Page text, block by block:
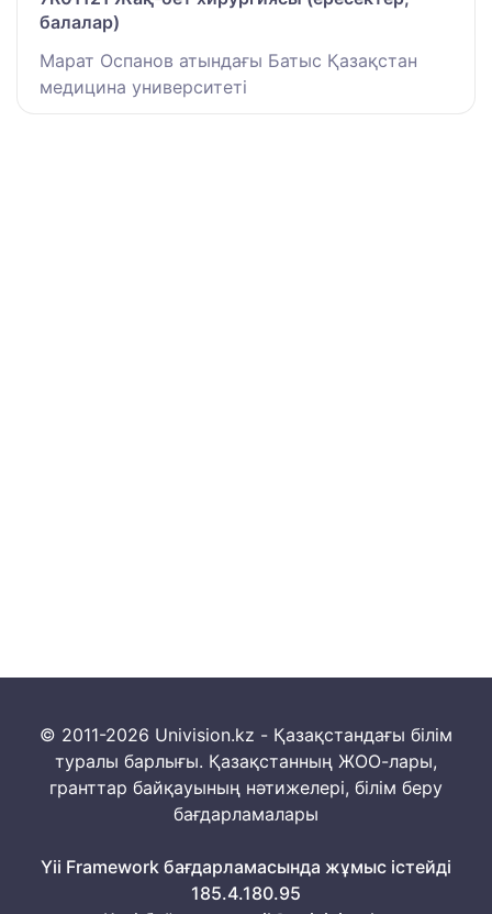
балалар)
Марат Оспанов атындағы Батыс Қазақстан
медицина университеті
© 2011-2026 Univision.kz - Қазақстандағы білім
туралы барлығы. Қазақстанның ЖОО-лары,
гранттар байқауының нәтижелері, білім беру
бағдарламалары
Yii Framework бағдарламасында жұмыс істейді
185.4.180.95